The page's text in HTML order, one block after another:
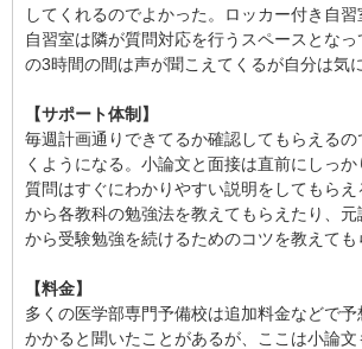
してくれるのでよかった。ロッカー付き自
自習室は隣が質問対応を行うスペースとな
の3時間の間は声が聞こえてくるが自分は気
【サポート体制】
毎週計画通りできてるか確認してもらえる
くようになる。小論文と面接は直前にしっか
質問はすぐにわかりやすい説明をしてもら
から各教科の勉強法を教えてもらえたり、
から受験勉強を続けるためのコツを教えても
【料金】
多くの医学部専門予備校は追加料金などで
かかると聞いたことがあるが、ここは小論